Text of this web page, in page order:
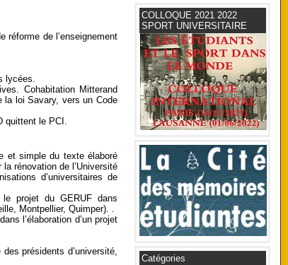
réforme de l’enseignement
lycées.
Cohabitation Mitterand
la loi Savary, vers un Code
quittent le PCI.
et simple du texte élaboré
rénovation de l’Université
d’universitaires de
projet du GERUF dans
Montpellier, Quimper). .
l’élaboration d’un projet
présidents d’université,
COLLOQUE 2021 2022
SPORT UNIVERSITAIRE
Catégories